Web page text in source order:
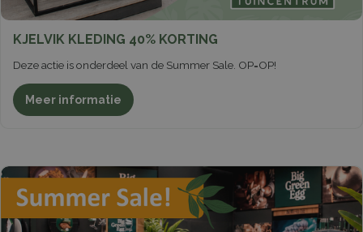
KJELVIK KLEDING 40% KORTING
Deze actie is onderdeel van de Summer Sale. OP=OP!
Meer informatie